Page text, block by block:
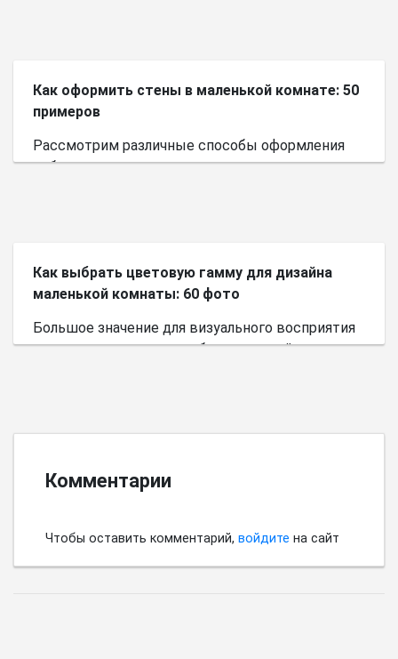
Как оформить стены в маленькой комнате: 50
примеров
Рассмотрим различные способы оформления
небольшого пространства.
Как выбрать цветовую гамму для дизайна
маленькой комнаты: 60 фото
Большое значение для визуального восприятия
пространства имеет выбор цветовой палитры.
Комментарии
Чтобы оставить комментарий, войдите на сайт